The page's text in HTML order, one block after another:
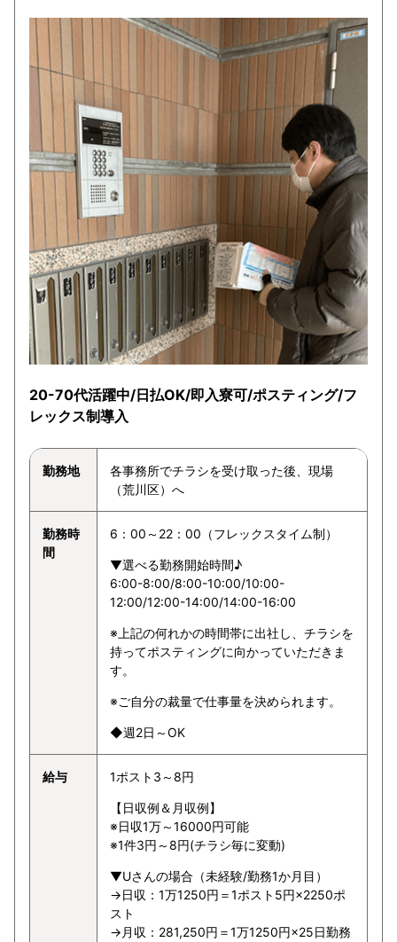
20-70代活躍中/日払OK/即入寮可/ポスティング/フ
レックス制導入
勤務地
各事務所でチラシを受け取った後、現場
（荒川区）へ
勤務時
間
6：00～22：00（フレックスタイム制）
▼選べる勤務開始時間♪
6:00-8:00/8:00-10:00/10:00-
12:00/12:00-14:00/14:00-16:00
※上記の何れかの時間帯に出社し、チラシを
持ってポスティングに向かっていただきま
す。
※ご自分の裁量で仕事量を決められます。
◆週2日～OK
給与 1ポスト3～8円
【日収例＆月収例】
※日収1万～16000円可能
※1件3円～8円(チラシ毎に変動)
▼Uさんの場合（未経験/勤務1か月目）
→日収：1万1250円＝1ポスト5円×2250ポ
スト
→月収：281,250円＝1万1250円×25日勤務